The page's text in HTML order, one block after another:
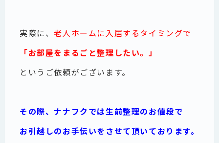
実際に、老人ホームに入居するタイミングで
「お部屋をまるごと整理したい。」
というご依頼がございます。
その際、ナナフクでは生前整理のお値段で
お引越しのお手伝いをさせて頂いております。